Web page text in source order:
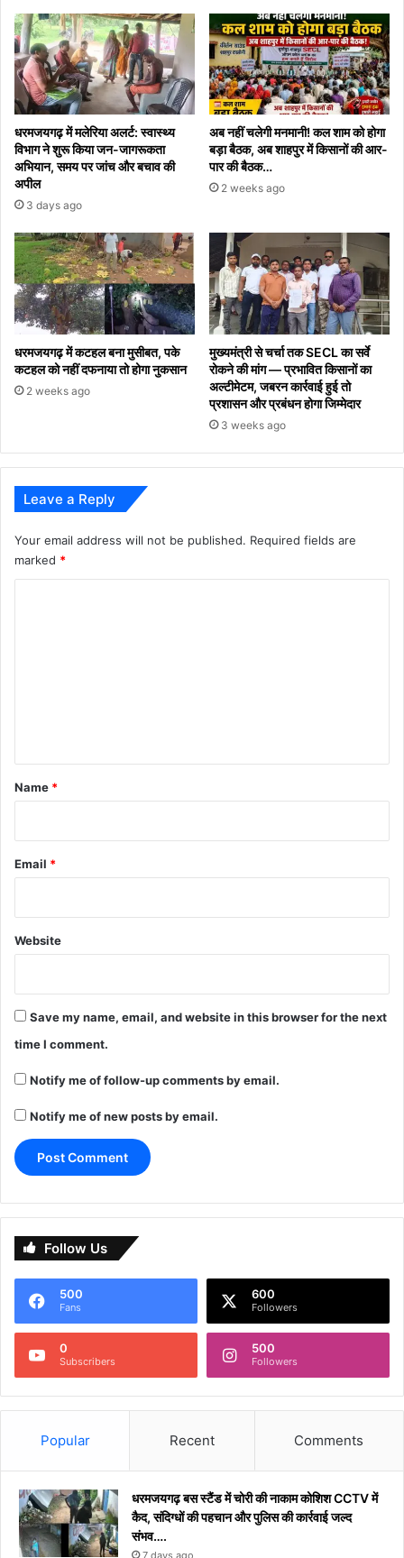
प्रभारी
का
तबदला...
धरमजयगढ़ में मलेरिया अलर्ट: स्वास्थ्य
विभाग ने शुरू किया जन-जागरूकता
अभियान, समय पर जांच और बचाव की
अपील
3 days ago
अब नहीं चलेगी मनमानी! कल शाम को होगा
बड़ा बैठक, अब शाहपुर में किसानों की आर-
पार की बैठक…
2 weeks ago
धरमजयगढ़ में कटहल बना मुसीबत, पके
कटहल को नहीं दफनाया तो होगा नुकसान
2 weeks ago
मुख्यमंत्री से चर्चा तक SECL का सर्वे
रोकने की मांग — प्रभावित किसानों का
अल्टीमेटम, जबरन कार्रवाई हुई तो
प्रशासन और प्रबंधन होगा जिम्मेदार
3 weeks ago
Leave a Reply
Your email address will not be published. Required fields are
marked *
*
Name *
Email *
Website
Save my name, email, and website in this browser for the next
time I comment.
Notify me of follow-up comments by email.
Notify me of new posts by email.
Follow Us
500
Fans
600
Followers
0
Subscribers
500
Followers
Popular Recent Comments
धरमजयगढ़ बस स्टैंड में चोरी की नाकाम कोशिश CCTV में
कैद, संदिग्धों की पहचान और पुलिस की कार्रवाई जल्द
संभव….